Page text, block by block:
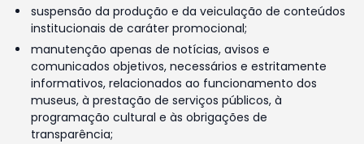
suspensão da produção e da veiculação de conteúdos
institucionais de caráter promocional;
manutenção apenas de notícias, avisos e
comunicados objetivos, necessários e estritamente
informativos, relacionados ao funcionamento dos
museus, à prestação de serviços públicos, à
programação cultural e às obrigações de
transparência;